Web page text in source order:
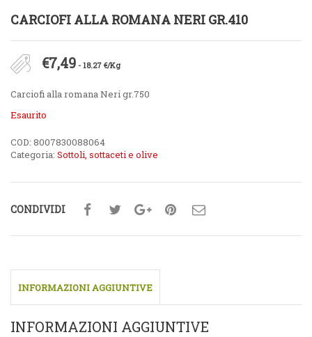
CARCIOFI ALLA ROMANA NERI GR.410
€7,49 - 18.27 €/Kg
Carciofi alla romana Neri gr.750
Esaurito
COD: 8007830088064
Categoria: Sottoli, sottaceti e olive
CONDIVIDI
INFORMAZIONI AGGIUNTIVE
INFORMAZIONI AGGIUNTIVE